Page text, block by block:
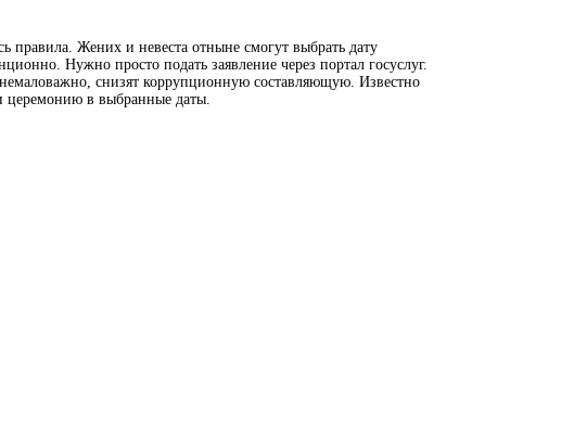
правила. Жених и невеста отныне смогут выбрать дату
Нужно просто подать заявление через портал госуслуг.
снизят коррупционную составляющую. Известно
церемонию в выбранные даты.